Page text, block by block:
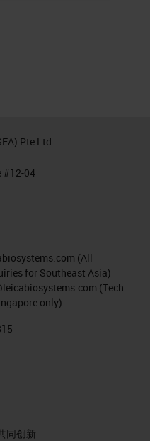
Pte Ltd
#12-04
(All
for Southeast Asia)
(Tech
only)
同创新